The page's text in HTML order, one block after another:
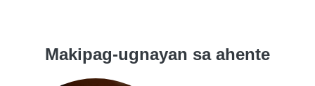
Makipag-ugnayan sa ahente